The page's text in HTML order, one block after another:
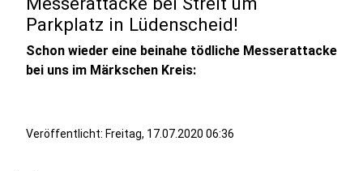
Parkplatz in Lüdenscheid!
Schon wieder eine beinahe tödliche Messerattacke
bei uns im Märkschen Kreis:
Veröffentlicht: Freitag, 17.07.2020 06:36